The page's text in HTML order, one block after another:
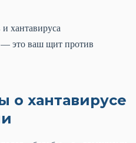
хантавируса
— это ваш щит против
хантавирусе